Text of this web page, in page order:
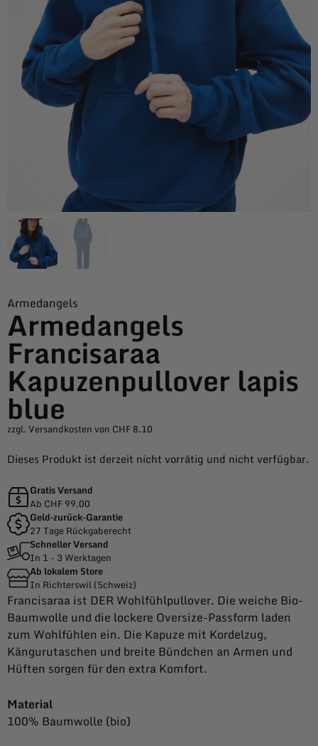
Armedangels
Armedangels
Francisaraa
Kapuzenpullover lapis
blue
zzgl. Versandkosten von CHF 8.10
Dieses Produkt ist derzeit nicht vorrätig und nicht verfügbar.
Gratis Versand
Ab CHF 99.00
Geld-zurück-Garantie
27 Tage Rückgaberecht
Schneller Versand
In 1 - 3 Werktagen
Ab lokalem Store
In Richterswil (Schweiz)
Francisaraa ist DER Wohlfühlpullover. Die weiche Bio-
Baumwolle und die lockere Oversize-Passform laden
zum Wohlfühlen ein. Die Kapuze mit Kordelzug,
Kängurutaschen und breite Bündchen an Armen und
Hüften sorgen für den extra Komfort.
Material
100% Baumwolle (bio)